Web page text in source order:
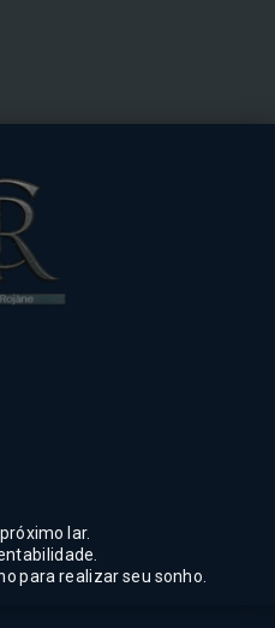
lar.
para realizar seu sonho.